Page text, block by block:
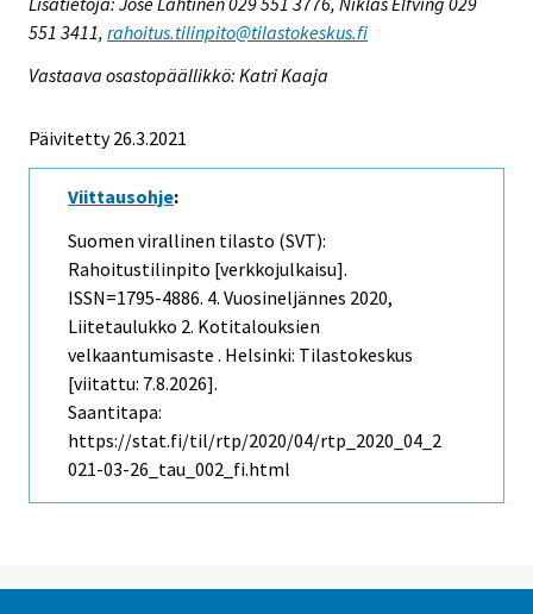
551 3411, rahoitus.tilinpito@tilastokeskus.fi
Vastaava osastopäällikkö: Katri Kaaja
Päivitetty 26.3.2021
Viittausohje:
Suomen virallinen tilasto (SVT):
Rahoitustilinpito [verkkojulkaisu].
ISSN=1795-4886. 4. Vuosineljännes 2020,
Liitetaulukko 2. Kotitalouksien
velkaantumisaste . Helsinki: Tilastokeskus
[viitattu: 7.8.2026].
Saantitapa:
https://stat.fi/til/rtp/2020/04/rtp_2020_04_2
021-03-26_tau_002_fi.html